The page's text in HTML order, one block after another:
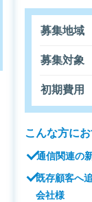
募集地域
募集対象
初期費用
こんな方に
通信関連の
既存顧客へ
会社様